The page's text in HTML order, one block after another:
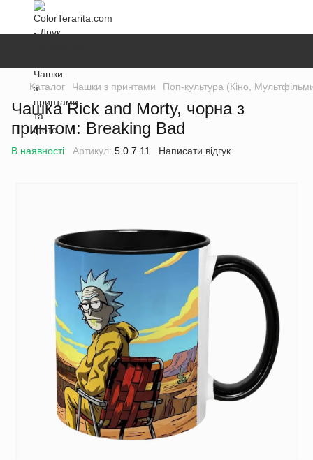
Каталог Чашки з принтами Поп-культура (Кіно,
Чашка Rick and Morty, чорна з
принтом: Breaking Bad
В наявності Артикул: 5.0.7.11 Написати відгук